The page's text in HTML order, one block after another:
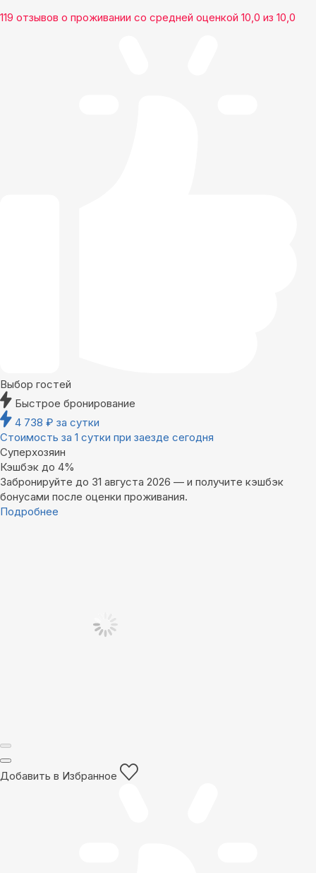
119 отзывов о проживании со средней оценкой 10,0 из 10,0
Выбор гостей
Быстрое бронирование
4 738 ₽ за сутки
Стоимость за 1 сутки при заезде сегодня
Суперхозяин
Кэшбэк до 4%
Забронируйте до 31 августа 2026 — и получите кэшбэк
бонусами после оценки проживания.
Подробнее
Добавить в Избранное